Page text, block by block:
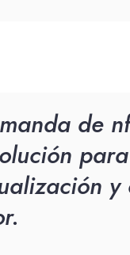
de